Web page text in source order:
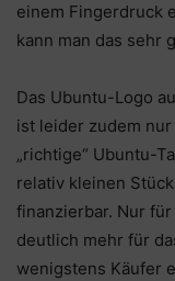
einem Fingerdruck
kann man das sehr
Das Ubuntu-Logo
ist leider zudem
„richtige“ Ubuntu-
relativ kleinen
finanzierbar. Nur
deutlich mehr für
wenigstens Käufer